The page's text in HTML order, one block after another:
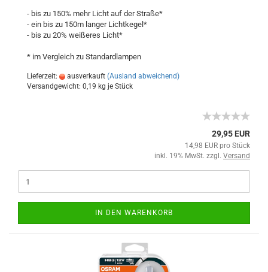
- bis zu 150% mehr Licht auf der Straße*
- ein bis zu 150m langer Lichtkegel*
- bis zu 20% weißeres Licht*
* im Vergleich zu Standardlampen
Lieferzeit: ausverkauft (Ausland abweichend)
Versandgewicht: 0,19 kg je Stück
29,95 EUR
14,98 EUR pro Stück
inkl. 19% MwSt. zzgl. Versand
IN DEN WARENKORB